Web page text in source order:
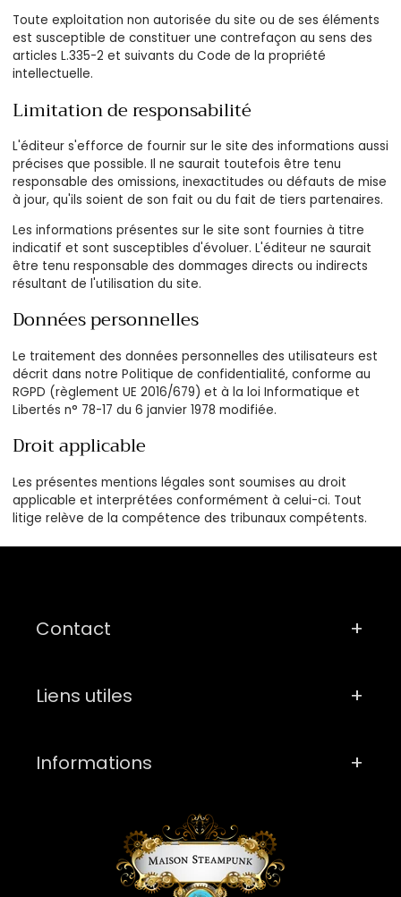
Toute exploitation non autorisée du site ou de ses éléments
est susceptible de constituer une contrefaçon au sens des
articles L.335-2 et suivants du Code de la propriété
intellectuelle.
Limitation de responsabilité
L'éditeur s'efforce de fournir sur le site des informations aussi
précises que possible. Il ne saurait toutefois être tenu
responsable des omissions, inexactitudes ou défauts de mise
à jour, qu'ils soient de son fait ou du fait de tiers partenaires.
Les informations présentes sur le site sont fournies à titre
indicatif et sont susceptibles d'évoluer. L'éditeur ne saurait
être tenu responsable des dommages directs ou indirects
résultant de l'utilisation du site.
Données personnelles
Le traitement des données personnelles des utilisateurs est
décrit dans notre Politique de confidentialité, conforme au
RGPD (règlement UE 2016/679) et à la loi Informatique et
Libertés n° 78-17 du 6 janvier 1978 modifiée.
Droit applicable
Les présentes mentions légales sont soumises au droit
applicable et interprétées conformément à celui-ci. Tout
litige relève de la compétence des tribunaux compétents.
Contact
Liens utiles
Informations